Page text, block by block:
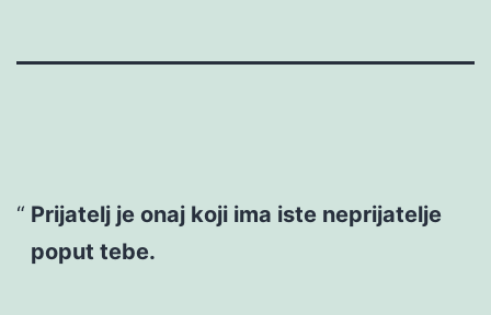
Prijatelj je onaj koji ima iste neprijatelje
poput tebe.